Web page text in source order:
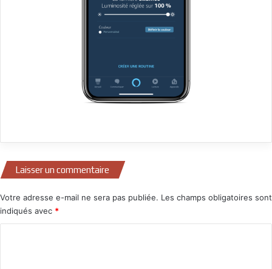
Laisser un commentaire
Votre adresse e-mail ne sera pas publiée. Les champs obligatoires sont
indiqués avec *